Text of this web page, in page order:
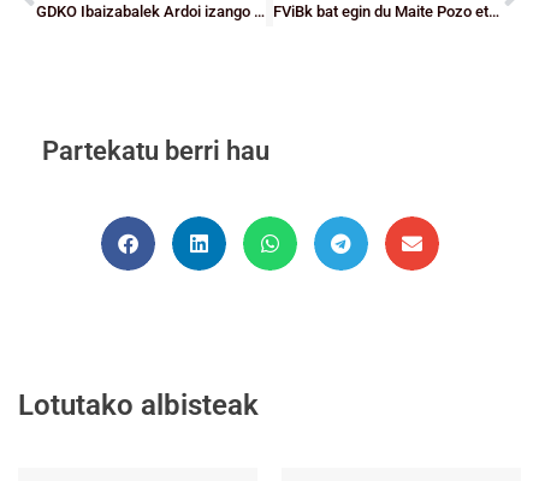
GDKO Ibaizabalek Ardoi izango du aurrean LF2ko Euskal Kopako finalean FViBk bat egin du Maite Pozo eta bere familiaren minarekin
Partekatu berri hau
Lotutako albisteak